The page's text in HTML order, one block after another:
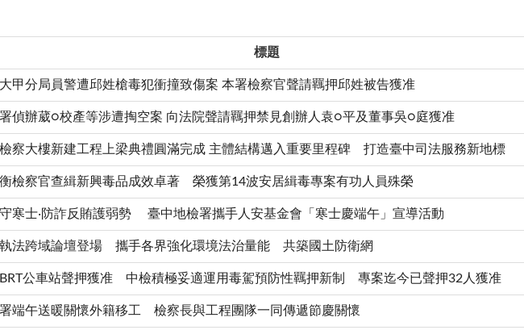
標題
甲分局員警遭邱姓槍毒犯衝撞致傷案 本署檢察官聲請羈押邱姓被告獲准
偵辦葳○校產等涉遭掏空案 向法院聲請羈押禁見創辦人袁○平及董事吳○庭獲准
察大樓新建工程上梁典禮圓滿完成 主體結構邁入重要里程碑 打造臺中司法服務新地標
檢察官查緝新興毒品成效卓著 榮獲第14波安居緝毒專案有功人員殊榮
寒士‧防詐反賄護弱勢 臺中地檢署攜手人安基金會「寒士慶端午」宣導活動
法跨域論壇登場 攜手各界強化環境法治量能 共築國土防衛網
公車站聲押獲准 中檢積極妥適運用毒駕預防性羈押新制 專案迄今已聲押32人獲准
端午送暖關懷外籍移工 檢察長與工程團隊一同傳遞節慶關懷